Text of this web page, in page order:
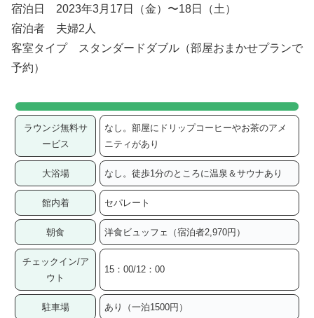
宿泊日 2023年3月17日（金）〜18日（土）
宿泊者 夫婦2人
客室タイプ スタンダードダブル（部屋おまかせプランで
予約）
ラウンジ無料サ
ービス
なし。部屋にドリップコーヒーやお茶のアメ
ニティがあり
大浴場 なし。徒歩1分のところに温泉＆サウナあり
館内着 セパレート
朝食 洋食ビュッフェ（宿泊者2,970円）
チェックイン/ア
ウト
15：00/12：00
駐車場 あり（一泊1500円）